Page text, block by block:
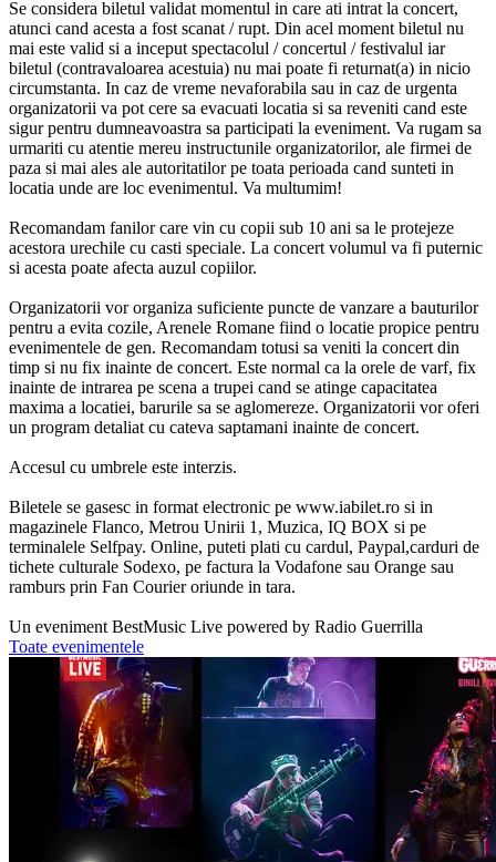
Se considera biletul validat momentul in care ati intrat la concert,
atunci cand acesta a fost scanat / rupt. Din acel moment biletul nu
mai este valid si a inceput spectacolul / concertul / festivalul iar
biletul (contravaloarea acestuia) nu mai poate fi returnat(a) in nicio
circumstanta. In caz de vreme nevaforabila sau in caz de urgenta
organizatorii va pot cere sa evacuati locatia si sa reveniti cand este
sigur pentru dumneavoastra sa participati la eveniment. Va rugam sa
urmariti cu atentie mereu instructunile organizatorilor, ale firmei de
paza si mai ales ale autoritatilor pe toata perioada cand sunteti in
locatia unde are loc evenimentul. Va multumim!
Recomandam fanilor care vin cu copii sub 10 ani sa le protejeze
acestora urechile cu casti speciale. La concert volumul va fi puternic
si acesta poate afecta auzul copiilor.
Organizatorii vor organiza suficiente puncte de vanzare a bauturilor
pentru a evita cozile, Arenele Romane fiind o locatie propice pentru
evenimentele de gen. Recomandam totusi sa veniti la concert din
timp si nu fix inainte de concert. Este normal ca la orele de varf, fix
inainte de intrarea pe scena a trupei cand se atinge capacitatea
maxima a locatiei, barurile sa se aglomereze. Organizatorii vor oferi
un program detaliat cu cateva saptamani inainte de concert.
Accesul cu umbrele este interzis.
Biletele se gasesc in format electronic pe www.iabilet.ro si in
magazinele Flanco, Metrou Unirii 1, Muzica, IQ BOX si pe
terminalele Selfpay. Online, puteti plati cu cardul, Paypal,carduri de
tichete culturale Sodexo, pe factura la Vodafone sau Orange sau
ramburs prin Fan Courier oriunde in tara.
Un eveniment BestMusic Live powered by Radio Guerrilla
Toate evenimentele